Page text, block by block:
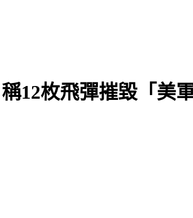
猛時刻曝
12枚飛彈摧毀「美